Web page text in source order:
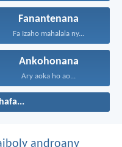
Fanantenana
Fa Izaho mahalala ny...
Ankohonana
Ary aoka ho ao...
androany